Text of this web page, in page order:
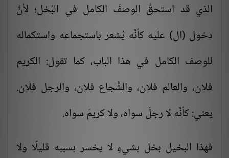
الذي قد استحقَّ الوصفَ الكامل في البُخل؛ لأنَّ
دخول (ال) عليه كأنَّه يُشعر باستجماعه واستكماله
للوصف الكامل في هذا الباب، كما تقول: الكريم
فلان، والعالم فلان، والشُّجاع فلان، والرجل فلان.
يعني: كأنَّه لا رجلَ سواه، ولا كريمَ سواه.
فهذا البخيل بخل بشيءٍ لا يخسر بسببه قليلًا ولا